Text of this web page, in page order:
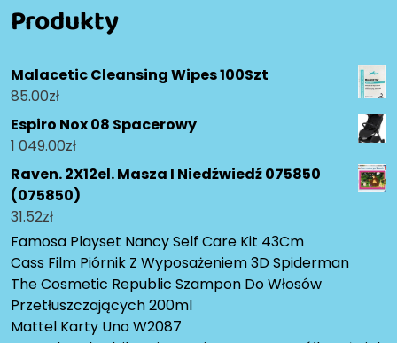
Produkty
Malacetic Cleansing Wipes 100Szt
85.00zł
Espiro Nox 08 Spacerowy
1 049.00zł
Raven. 2X12el. Masza I Niedźwiedź 075850
(075850)
31.52zł
Famosa Playset Nancy Self Care Kit 43Cm
Cass Film Piórnik Z Wyposażeniem 3D Spiderman
The Cosmetic Republic Szampon Do Włosów
Przetłuszczających 200ml
Mattel Karty Uno W2087